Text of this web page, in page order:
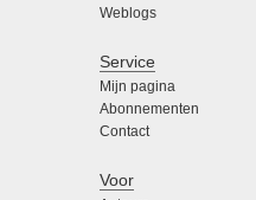
Weblogs
Service
Mijn pagina
Abonnementen
Contact
Voor